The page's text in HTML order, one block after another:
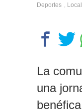
Deportes
La
una